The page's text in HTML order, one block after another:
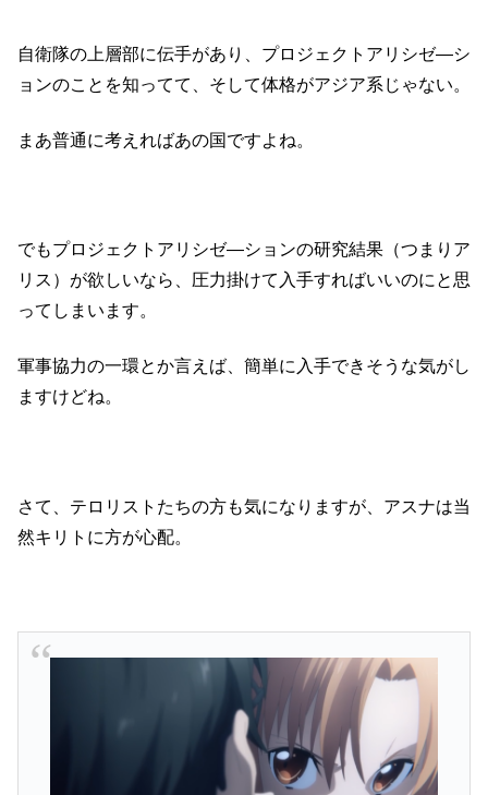
自衛隊の上層部に伝手があり、プロジェクトアリシゼ―シ
ョンのことを知ってて、そして体格がアジア系じゃない。
まあ普通に考えればあの国ですよね。
でもプロジェクトアリシゼ―ションの研究結果（つまりア
リス）が欲しいなら、圧力掛けて入手すればいいのにと思
ってしまいます。
軍事協力の一環とか言えば、簡単に入手できそうな気がし
ますけどね。
さて、テロリストたちの方も気になりますが、アスナは当
然キリトに方が心配。